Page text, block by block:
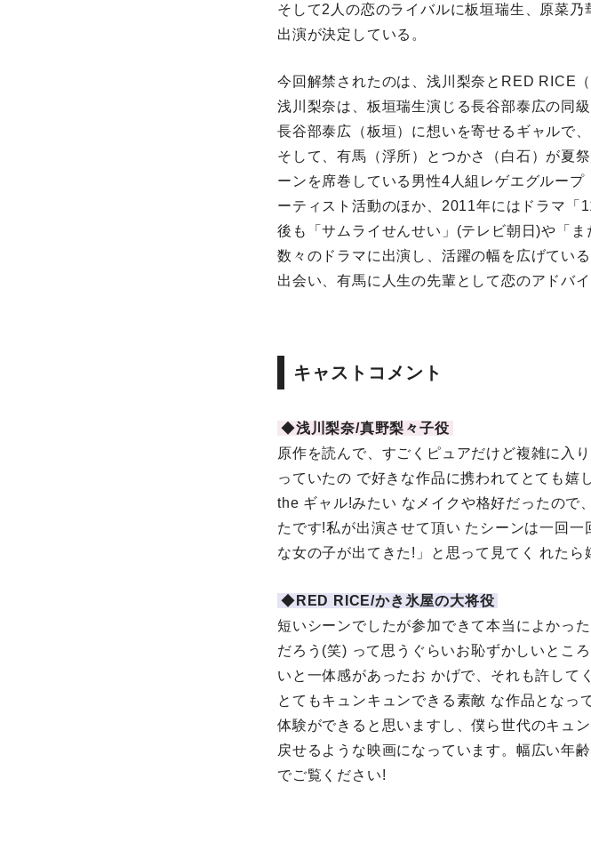
そして2人の恋のライバルに板垣瑞生、原菜
出演が決定している。
今回解禁されたのは、浅川梨奈とRED RICE（
浅川梨奈は、板垣瑞生演じる長谷部泰広の同
長谷部泰広（板垣）に想いを寄せるギャルで
そして、有馬（浮所）とつかさ（白石）が夏
ーンを席巻している男性4人組レゲエグルー
ーティスト活動のほか、2011年にはドラマ「
後も「サムライせんせい」(テレビ朝日)や「
数々のドラマに出演し、活躍の幅を広げてい
出会い、有馬に人生の先輩として恋のアドバ
キャストコメント
◆浅川梨奈/真野梨々子役
原作を読んで、すごくピュアだけど複雑に入
っていたの で好きな作品に携われてとても嬉
the ギャル!みたい なメイクや格好だったので
たです!私が出演させて頂い たシーンは一回
な女の子が出てきた!」と思って見てく れたら
◆ RED RICE/かき氷屋の大将役
短いシーンでしたが参加できて本当によかっ
だろう(笑) って思うぐらいお恥ずかしいとこ
いと一体感があったお かげで、それも許して
とてもキュンキュンできる素敵 な作品となっ
体験ができると思いますし、僕ら世代のキュ
戻せるような映画になっています。幅広い年
でご覧ください!